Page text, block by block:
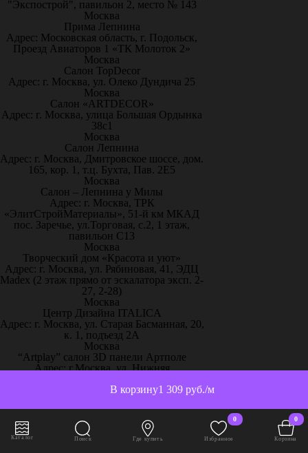
1 309 руб./м
В корзину
"Экспострой", павильон 2, место № 143
Москва
Прима Лепнина
Адрес: Московская область, г. Подольск,
Проезд Авиаторов 1 «ТК Молоток 2»
Москва
Салон TopDecor
Адрес: г. Москва, ул. Олеко Дундича 25
Москва
Салон «ARTDECOR»
Адрес: г. Москва, улица Большая Ордынка
38с1
Москва
Салон Лепнина
Адрес: г. Москва, Дмитровское шоссе, дом.
165, кор. 1, т.ц. Бухта, Пав. 2Е5
Москва
Салон – Лепнина у Милы
Адрес: г. Москва, ТРК
«ЭлитСтройМатериалы», 51-й км МКАД
пос. Заречье, ул.Торговая, с.2, 1 этаж,
павильон С13
Москва
Творческий дом «Красота и уют»
Адрес: г. Москва, ул. Рябиновая, 41, ЭДЦ
Madex (2 этаж прямо от эскалатора эксп. 2-
27, 2-28)
Москва
Центр Дизайна ITALICA
Адрес: г. Москва, ул. Старая Басманная, 20,
к. 1, подъезд 2А
Москва
“Artplay” салон 3D панели Артполе
Адрес: г.Москва, ул. Нижняя
Москва
Адрес: г. Москва, 65 км МКАД, дом
выставочный 18/11
Москва
“Декор-Интерьер” ТЦ «Family Room»
Каталог Поиск Где купить
0
Избранное
0
Корзина